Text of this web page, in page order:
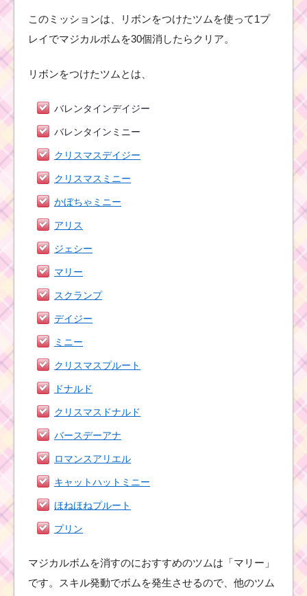
このミッションは、リボンをつけたツムを使って1プ
レイでマジカルボムを30個消したらクリア。
リボンをつけたツムとは、
バレンタインデイジー
バレンタインミニー
クリスマスデイジー
クリスマスミニー
かぼちゃミニー
アリス
ジェシー
マリー
スクランプ
デイジー
ミニー
クリスマスプルート
ドナルド
クリスマスドナルド
バースデーアナ
ロマンスアリエル
キャットハットミニー
ほねほねプルート
プリン
マジカルボムを消すのにおすすめのツムは「マリー」
です。スキル発動でボムを発生させるので、他のツム